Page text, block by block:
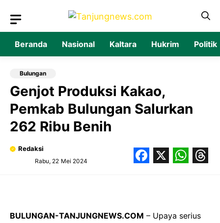
isi
Beranda Nasional Kaltara Hukrim Politik
Bulungan
Genjot Produksi Kakao,
Pemkab Bulungan Salurkan
262 Ribu Benih
Redaksi
Rabu, 22 Mei 2024
BULUNGAN-TANJUNGNEWS.COM – Upaya serius